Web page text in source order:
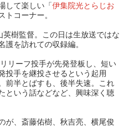
して楽しい「 伊集院光とらじお
トコーナー。
樹監督。この日は生放送ではな
護を訪れての収録編。
リーフ投手が先発登板し、短い
投手を継投させるという起用
前半とばすも、後半失速。これ
という話などなど、興味深く聴
が、斎藤佑樹、秋吉亮、横尾俊